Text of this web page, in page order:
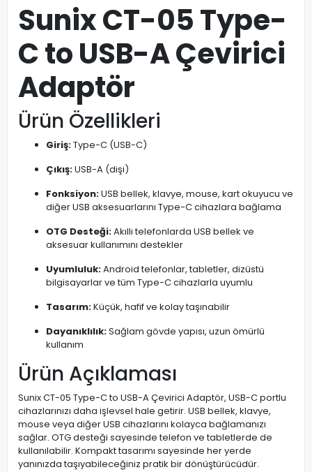
Sunix CT-05 Type-
C to USB-A Çevirici
Adaptör
Ürün Özellikleri
Giriş:Type-C (USB-C)
Çıkış:USB-A (dişi)
Fonksiyon:USB bellek, klavye, mouse, kart okuyucu ve
diğer USB aksesuarlarını Type-C cihazlara bağlama
OTG Desteği:Akıllı telefonlarda USB bellek ve
aksesuar kullanımını destekler
Uyumluluk:Android telefonlar, tabletler, dizüstü
bilgisayarlar ve tüm Type-C cihazlarla uyumlu
Tasarım:Küçük, hafif ve kolay taşınabilir
Dayanıklılık:Sağlam gövde yapısı, uzun ömürlü
kullanım
Ürün Açıklaması
Sunix CT-05 Type-C to USB-A Çevirici Adaptör, USB-C portlu
cihazlarınızı daha işlevsel hale getirir. USB bellek, klavye,
mouse veya diğer USB cihazlarını kolayca bağlamanızı
sağlar. OTG desteği sayesinde telefon ve tabletlerde de
kullanılabilir. Kompakt tasarımı sayesinde her yerde
yanınızda taşıyabileceğiniz pratik bir dönüştürücüdür.